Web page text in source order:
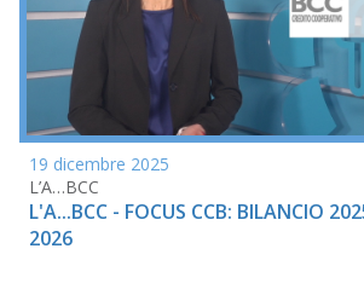
19 dicembre 2025
L’A…BCC
L'A...BCC - FOCUS CCB: BILANCIO
2026